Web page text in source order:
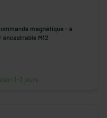
magnétique - à
M12
1-3 jours